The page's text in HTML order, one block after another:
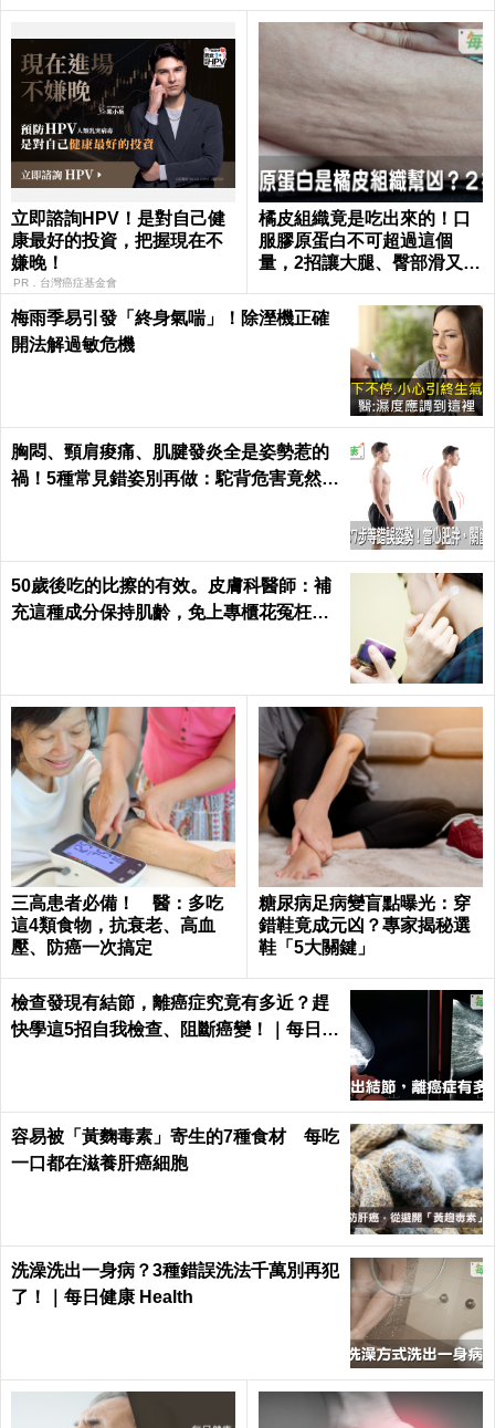
立即諮詢HPV！是對自己健
康最好的投資，把握現在不
嫌晚！
PR．台灣癌症基金會
橘皮組織竟是吃出來的！口
服膠原蛋白不可超過這個
量，2招讓大腿、臀部滑又嫩
梅雨季易引發「終身氣喘」！除溼機正確
開法解過敏危機
胸悶、頸肩痠痛、肌腱發炎全是姿勢惹的
禍！5種常見錯姿別再做：駝背危害竟然這
50歲後吃的比擦的有效。皮膚科醫師：補
充這種成分保持肌齡，免上專櫃花冤枉錢
三高患者必備！ 醫：多吃
這4類食物，抗衰老、高血
壓、防癌一次搞定
糖尿病足病變盲點曝光：穿
錯鞋竟成元凶？專家揭秘選
鞋「5大關鍵」
檢查發現有結節，離癌症究竟有多近？趕
快學這5招自我檢查、阻斷癌變！｜每日健
容易被「黃麴毒素」寄生的7種食材 每吃
一口都在滋養肝癌細胞
洗澡洗出一身病？3種錯誤洗法千萬別再犯
了！｜每日健康 Health